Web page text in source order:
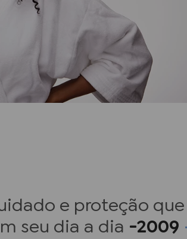
e proteção que
seu dia a dia -2009